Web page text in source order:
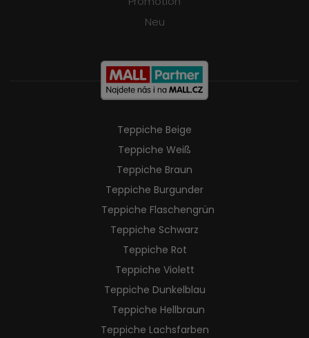
Neu
Teppiche Beige
Teppiche Weiß
Teppiche Braun
Teppiche Burgunder
Teppiche Flaschengrün
Teppiche Schwarz
Teppiche Rot
Teppiche Violett
Teppiche Dunkelblau
Teppiche Hellbraun
Teppiche Lachsfarben